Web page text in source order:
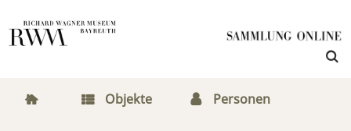
Objekte Personen